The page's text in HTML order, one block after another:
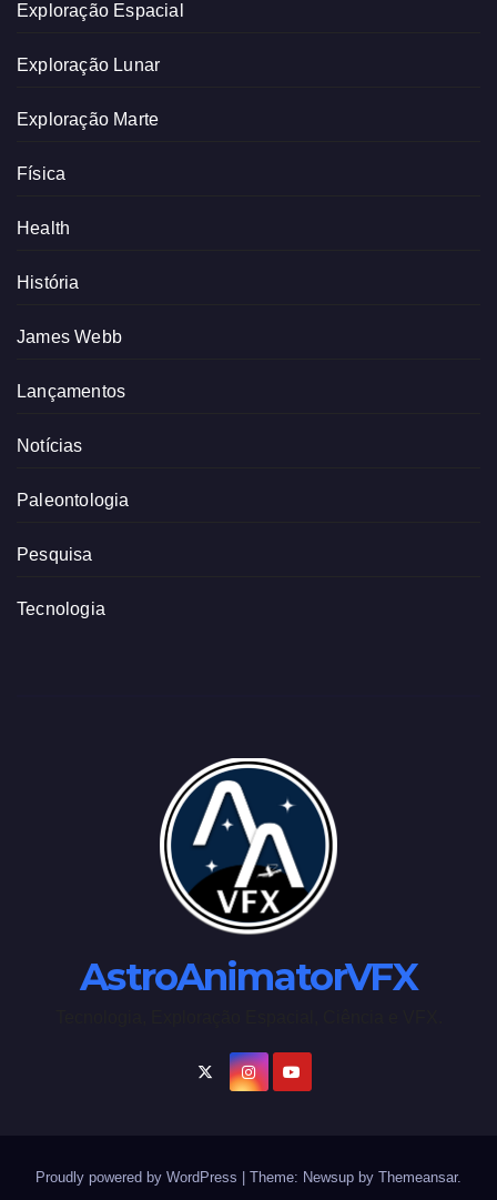
Exploração Espacial
Exploração Lunar
Exploração Marte
Física
Health
História
James Webb
Lançamentos
Notícias
Paleontologia
Pesquisa
Tecnologia
AstroAnimatorVFX
Proudly powered by WordPress Theme: Newsup by Themeansar.